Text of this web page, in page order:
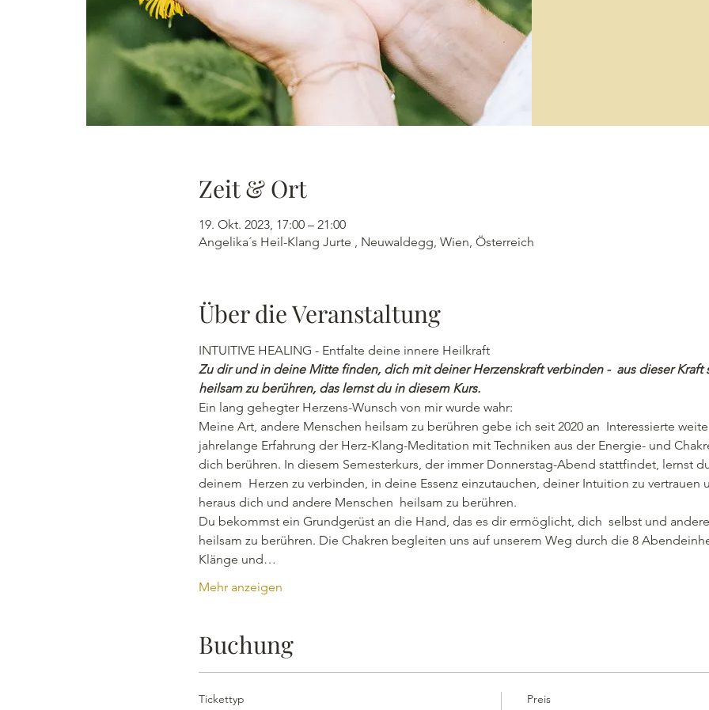
Zeit & Ort
19. Okt. 2023, 17:00 – 21:00
Angelika´s Heil-Klang Jurte , Neuwaldegg, Wien, Österreich
Über die Veranstaltung
INTUITIVE HEALING - Entfalte deine innere Heilkraft
Zu dir und in deine Mitte finden, dich mit deiner Herzenskraft verbinden -  aus dieser
heilsam zu berühren, das lernst du in diesem Kurs.
Ein lang gehegter Herzens-Wunsch von mir wurde wahr:
Meine Art, andere Menschen heilsam zu berühren gebe ich seit 2020 an  Interessierte
jahrelange Erfahrung der Herz-Klang-Meditation mit Techniken aus der Energie- und
dich berühren. In diesem Semesterkurs, der immer Donnerstag-Abend stattfindet, lernst
deinem  Herzen zu verbinden, in deine Essenz einzutauchen, deiner Intuition zu vertrauen
heraus dich und andere Menschen  heilsam zu berühren.
Du bekommst ein Grundgerüst an die Hand, das es dir ermöglicht, dich  selbst und
heilsam zu berühren. Die Chakren begleiten uns auf unserem Weg durch die 8
Klänge und…
Mehr anzeigen
Buchung
Tickettyp Preis